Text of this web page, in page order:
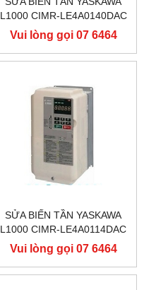
L1000 CIMR-LE4A0140DAC
400V 75KW, BIẾN TẦN
YASKAWA L1000
Vui lòng gọi 07 6464
9556
SỬA BIẾN TẦN YASKAWA
L1000 CIMR-LE4A0114DAC
400V 55KW, BIẾN TẦN
YASKAWA L1000
Vui lòng gọi 07 6464
9556